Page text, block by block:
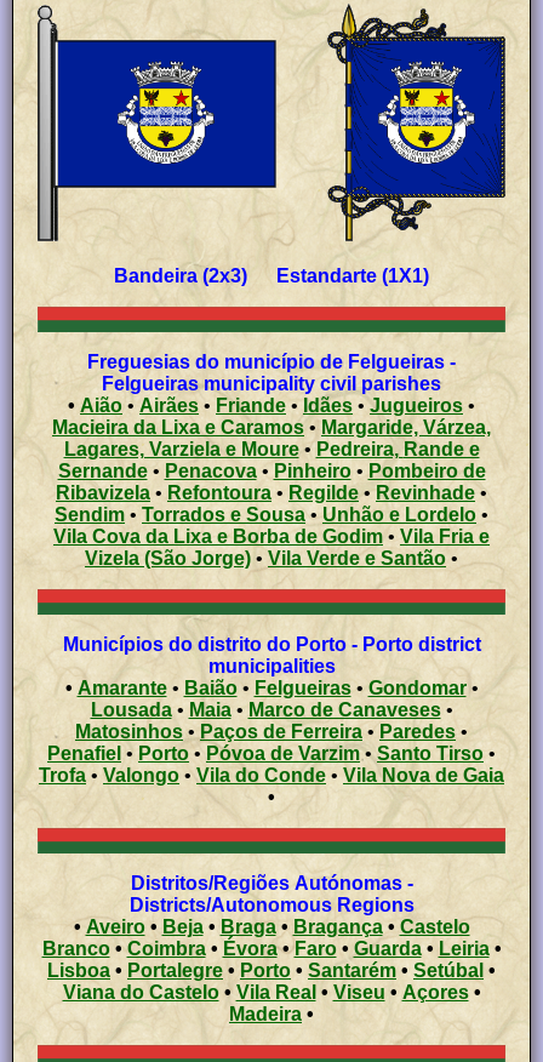
Bandeira (2x3) Estandarte (1X1)
Freguesias do município de Felgueiras -
Felgueiras municipality civil parishes
• Aião • Airães • Friande• Idães • Jugueiros •
Macieira da Lixa e Caramos • Margaride, Várzea,
Lagares, Varziela e Moure• Pedreira, Rande e
Sernande• Penacova• Pinheiro• Pombeiro de
Ribavizela • Refontoura • Regilde•Revinhade•
Sendim • Torrados e Sousa•Unhão e Lordelo •
Vila Cova da Lixa e Borba de Godim • Vila Fria e
Vizela (São Jorge) • Vila Verde e Santão •
Municípios do distrito do Porto - Porto district
municipalities
• Amarante• Baião• Felgueiras• Gondomar•
Lousada• Maia• Marco de Canaveses•
Matosinhos• Paços de Ferreira• Paredes •
Penafiel • Porto• Póvoa de Varzim• Santo Tirso •
Trofa • Valongo • Vila do Conde • Vila Nova de Gaia
•
Distritos/Regiões Autónomas -
Districts/Autonomous Regions
•Aveiro• Beja• Braga• Bragança• Castelo
Branco•Coimbra• Évora•Faro• Guarda• Leiria•
Lisboa • Portalegre • Porto • Santarém • Setúbal •
Viana do Castelo•Vila Real • Viseu • Açores •
Madeira •